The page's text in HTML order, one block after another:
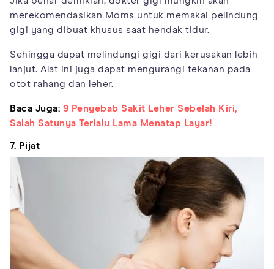
merekomendasikan Moms untuk memakai pelindung
gigi yang dibuat khusus saat hendak tidur.
Sehingga dapat melindungi gigi dari kerusakan lebih
lanjut. Alat ini juga dapat mengurangi tekanan pada
otot rahang dan leher.
Baca Juga: 9 Penyebab Sakit Leher Sebelah Kiri,
Salah Satunya Terlalu Lama Menatap Layar!
7. Pijat